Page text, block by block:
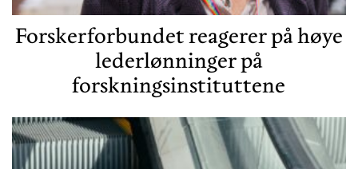
Forskerforbundet reagerer på høye
lederlønninger på
forskningsinstituttene